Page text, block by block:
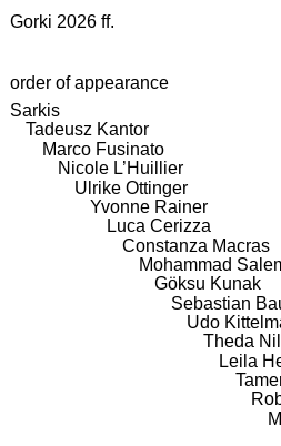
Gorki 2026 ff.
order of appearance
Sarkis
Tadeusz Kantor
Marco Fusinato
Nicole L’Huillier
Ulrike Ottinger
Yvonne Rainer
Luca Cerizza
Constanza Macras
Mohammad
Göksu Kunak
Sebastian
Udo
Theda
Leila